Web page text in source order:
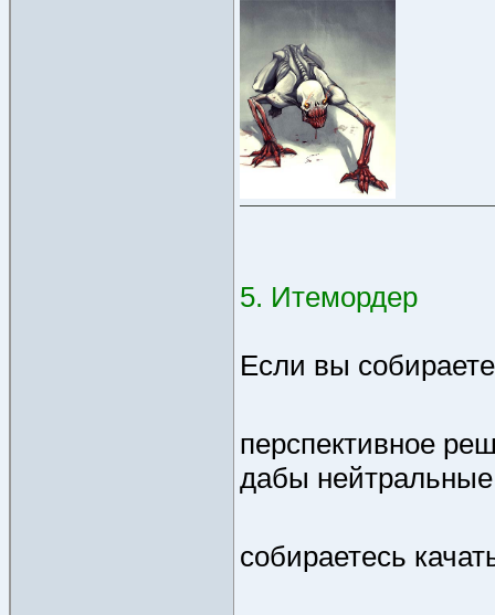
5. Итемордер
Если вы
перспективное
дабы
собираетесь